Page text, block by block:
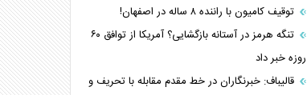
توقیف کامیون با راننده ۸ ساله در اصفهان!
تنگه هرمز در آستانه بازگشایی؟ آمریکا از توافق ۶۰
روزه خبر داد
قالیباف: خبرنگاران در خط مقدم مقابله با تحریف و